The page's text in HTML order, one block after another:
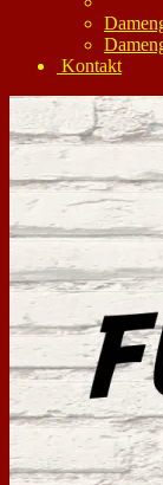
Kontakt